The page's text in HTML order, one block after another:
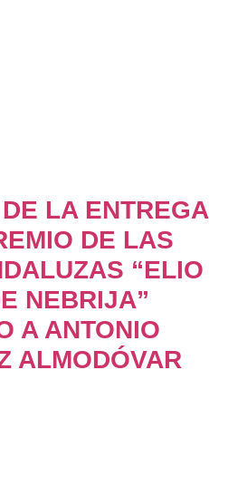
LA ENTREGA
DE LAS
“ELIO
NEBRIJA”
A ANTONIO
ALMODÓVAR